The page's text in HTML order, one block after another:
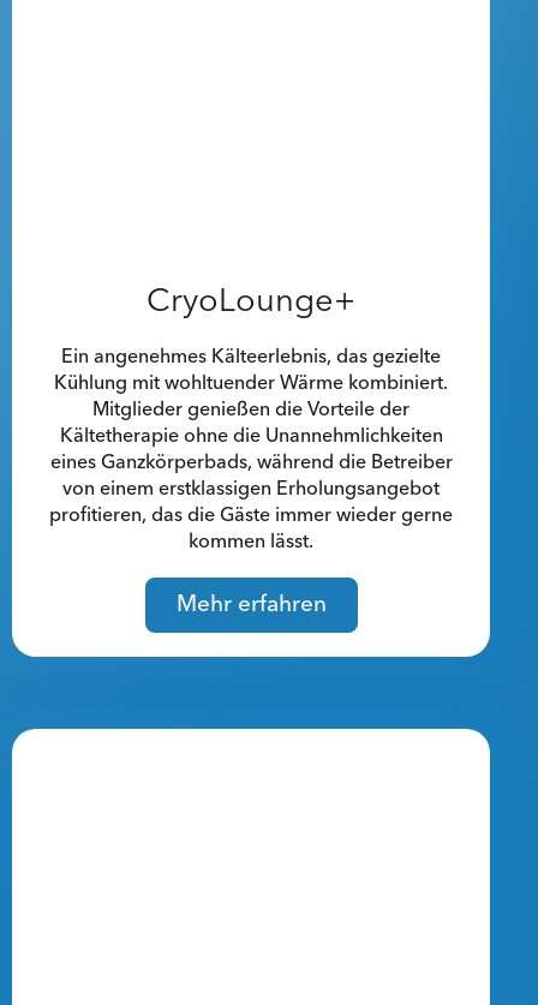
CryoLounge+
Ein angenehmes Kälteerlebnis, das gezielte
Kühlung mit wohltuender Wärme kombiniert.
Mitglieder genießen die Vorteile der
Kältetherapie ohne die Unannehmlichkeiten
eines Ganzkörperbads, während die Betreiber
von einem erstklassigen Erholungsangebot
profitieren, das die Gäste immer wieder gerne
kommen lässt.
Mehr erfahren